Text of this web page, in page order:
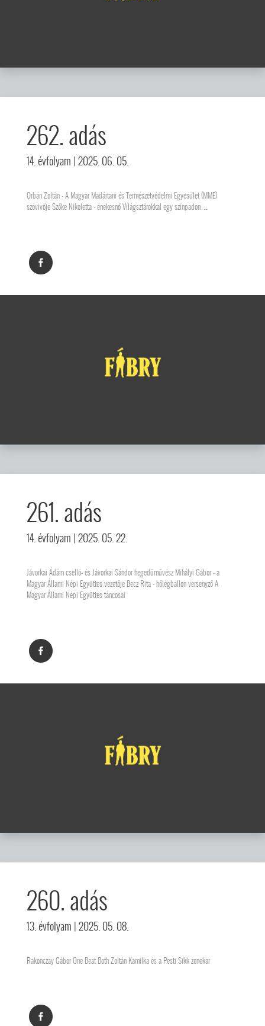
262. adás
14. évfolyam | 2025. 06. 05.
Orbán Zoltán - A Magyar Madártani és Természetvédelmi Egyesület (MME)
szóvivője Szőke Nikoletta - énekesnő Világsztárokkal egy színpadon…
261. adás
14. évfolyam | 2025. 05. 22.
Jávorkai Ádám cselló- és Jávorkai Sándor hegedűművész Mihályi Gábor - a
Magyar Állami Népi Együttes vezetője Becz Rita - hőlégballon versenyző A
Magyar Állami Népi Együttes táncosai
260. adás
13. évfolyam | 2025. 05. 08.
Rakonczay Gábor One Beat Both Zoltán Kamilka és a Pesti Sikk zenekar